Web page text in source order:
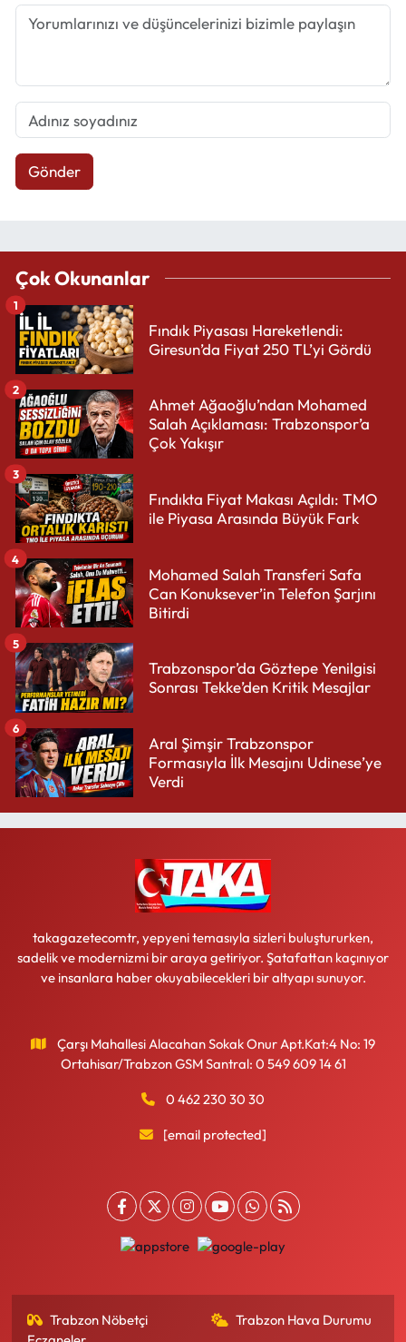
Gönder
Çok Okunanlar
Fındık Piyasası Hareketlendi:
Giresun’da Fiyat 250 TL’yi Gördü
1
Ahmet Ağaoğlu’ndan Mohamed
Salah Açıklaması: Trabzonspor’a
Çok Yakışır
2
Fındıkta Fiyat Makası Açıldı: TMO
ile Piyasa Arasında Büyük Fark
3
Mohamed Salah Transferi Safa
Can Konuksever’in Telefon Şarjını
Bitirdi
4
Trabzonspor’da Göztepe Yenilgisi
Sonrası Tekke’den Kritik Mesajlar
5
Aral Şimşir Trabzonspor
Formasıyla İlk Mesajını Udinese’ye
Verdi
6
takagazetecomtr, yepyeni temasıyla sizleri buluştururken,
sadelik ve modernizmi bir araya getiriyor. Şatafattan kaçınıyor
ve insanlara haber okuyabilecekleri bir altyapı sunuyor.
Çarşı Mahallesi Alacahan Sokak Onur Apt.Kat:4 No: 19
Ortahisar/Trabzon GSM Santral: 0 549 609 14 61
0 462 230 30 30
[email protected]
Trabzon Nöbetçi
Trabzon Hava Durumu